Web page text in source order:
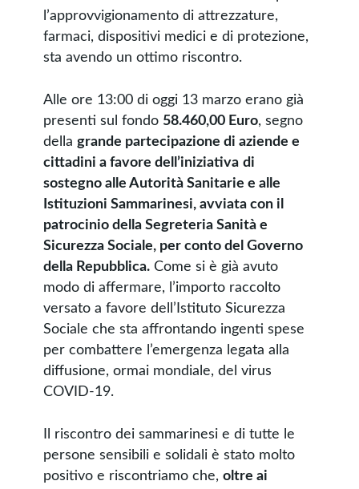
l’approvvigionamento di attrezzature,
farmaci, dispositivi medici e di protezione,
sta avendo un ottimo riscontro.
Alle ore 13:00 di oggi 13 marzo erano già
presenti sul fondo 58.460,00 Euro, segno
della grande partecipazione di aziende e
cittadini a favore dell’iniziativa di
sostegno alle Autorità Sanitarie e alle
Istituzioni Sammarinesi, avviata con il
patrocinio della Segreteria Sanità e
Sicurezza Sociale, per conto del Governo
della Repubblica. Come si è già avuto
modo di affermare, l’importo raccolto
versato a favore dell’Istituto Sicurezza
Sociale che sta affrontando ingenti spese
per combattere l’emergenza legata alla
diffusione, ormai mondiale, del virus
COVID-19.
Il riscontro dei sammarinesi e di tutte le
persone sensibili e solidali è stato molto
positivo e riscontriamo che, oltre ai